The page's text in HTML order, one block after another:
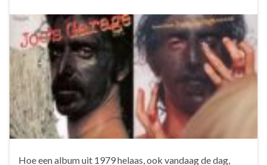
Hoe een album uit 1979 helaas, ook vandaag de dag,